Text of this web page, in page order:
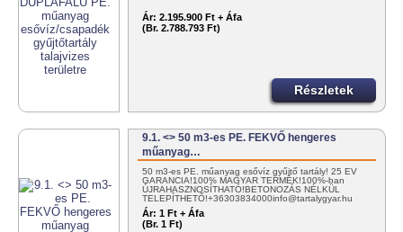
Ár: 2.195.900 Ft + Áfa
(Br. 2.788.793 Ft)
Részletek
9.1. <> 50 m3-es PE. FEKVŐ hengeres
műanyag…
50 m3-es PE. műanyag esővíz gyűjtő tartály! 25 ÉV
GARANCIA!100% MAGYAR TERMÉK!100%-ban
ÚJRAHASZNOSÍTHATÓ!BETONOZÁS NÉLKÜL
TELEPÍTHETŐ!+36303834000info@tartalygyar.hu
Ár: 1 Ft + Áfa
(Br. 1 Ft)